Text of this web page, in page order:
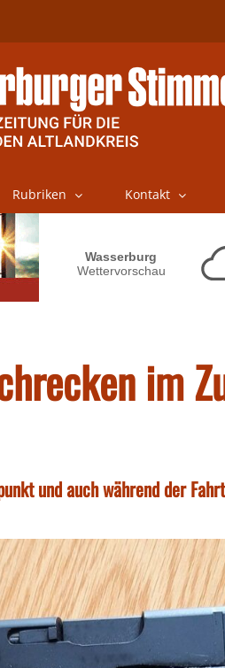
Rubriken Kontakt
im
und auch während der